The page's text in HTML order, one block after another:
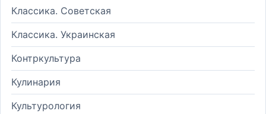
Классика. Советская
Классика. Украинская
Контркультура
Кулинария
Культурология